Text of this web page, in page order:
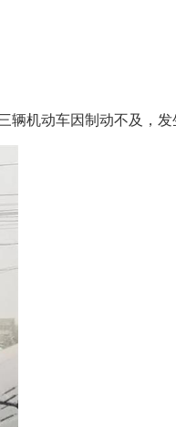
机动车因制动不及，